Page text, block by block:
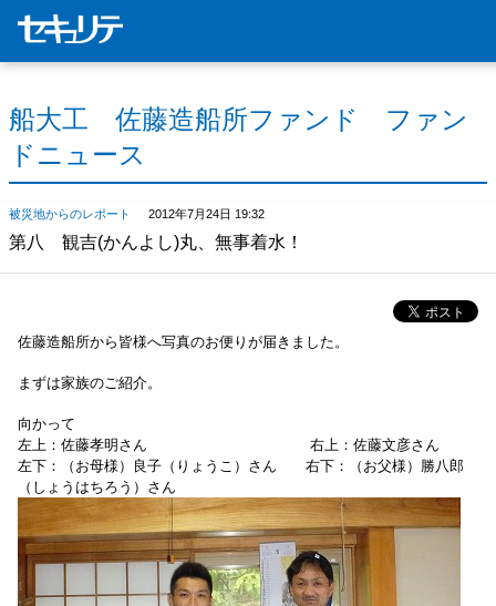
船大工 佐藤造船所ファンド ファン
ドニュース
被災地からのレポート 2012年7月24日 19:32
第八 観吉(かんよし)丸、無事着水！
佐藤造船所から皆様へ写真のお便りが届きました。
まずは家族のご紹介。
向かって
左上：佐藤孝明さん 右上：佐藤文彦さん
左下：（お母様）良子（りょうこ）さん 右下：（お父様）勝八郎
（しょうはちろう）さん